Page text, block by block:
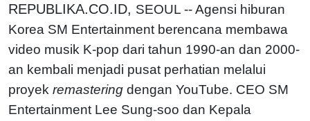
REPUBLIKA.CO.ID, SEOUL -- Agensi hiburan
Korea SM Entertainment berencana membawa
video musik K-pop dari tahun 1990-an dan 2000-
an kembali menjadi pusat perhatian melalui
proyek remastering dengan YouTube. CEO SM
Entertainment Lee Sung-soo dan Kepala